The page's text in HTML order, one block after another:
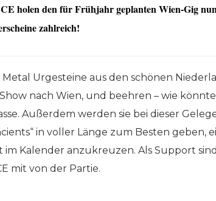
holen den für Frühjahr geplanten Wien-Gig
zahlreich!
Metal Urgesteine aus den schönen
nach Wien, und beehren – wie
Außerdem werden sie bei dieser
in voller Länge zum Besten geben,
im Kalender anzukreuzen. Als Support sind
mit von der Partie.